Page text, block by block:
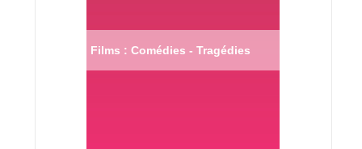
Films : Comédies - Tragédies